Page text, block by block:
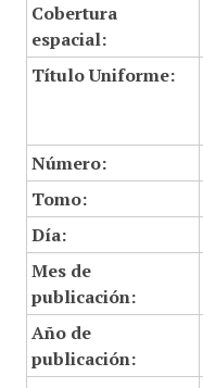
Cobertura
espacial:
Título Uniforme:
Número:
Tomo:
Día:
Mes de
publicación:
Año de
publicación: